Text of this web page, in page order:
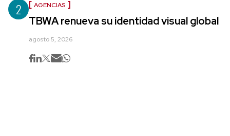
2 AGENCIAS
TBWA renueva su identidad visual global
agosto 5, 2026